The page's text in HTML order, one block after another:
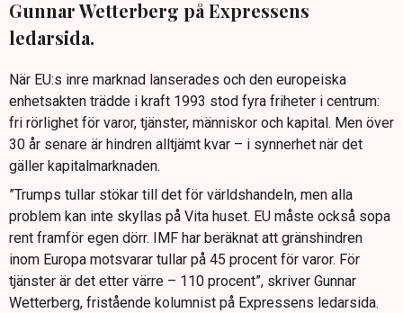
Gunnar Wetterberg på Expressens
ledarsida.
När EU:s inre marknad lanserades och den europeiska
enhetsakten trädde i kraft 1993 stod fyra friheter i centrum:
fri rörlighet för varor, tjänster, människor och kapital. Men över
30 år senare är hindren alltjämt kvar – i synnerhet när det
gäller kapitalmarknaden.
”Trumps tullar stökar till det för världshandeln, men alla
problem kan inte skyllas på Vita huset. EU måste också sopa
rent framför egen dörr. IMF har beräknat att gränshindren
inom Europa motsvarar tullar på 45 procent för varor. För
tjänster är det etter värre – 110 procent”, skriver Gunnar
Wetterberg, fristående kolumnist på Expressens ledarsida.